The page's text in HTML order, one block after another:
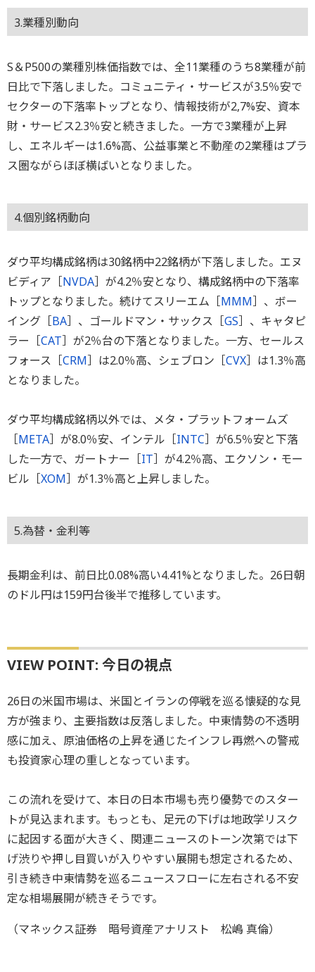
3.業種別動向
S＆P500の業種別株価指数では、全11業種のうち8業種が前
日比で下落しました。コミュニティ・サービスが3.5％安で
セクターの下落率トップとなり、情報技術が2,7%安、資本
財・サービス2.3％安と続きました。一方で3業種が上昇
し、エネルギーは1.6%高、公益事業と不動産の2業種はプラ
ス圏ながらほぼ横ばいとなりました。
4.個別銘柄動向
ダウ平均構成銘柄は30銘柄中22銘柄が下落しました。エヌ
ビディア［NVDA］が4.2％安となり、構成銘柄中の下落率
トップとなりました。続けてスリーエム［MMM］、ボー
イング［BA］、ゴールドマン・サックス［GS］、キャタピ
ラー［CAT］が2％台の下落となりました。一方、セールス
フォース［CRM］は2.0％高、シェブロン［CVX］は1.3％高
となりました。
ダウ平均構成銘柄以外では、メタ・プラットフォームズ
［META］が8.0％安、インテル［INTC］が6.5％安と下落
した一方で、ガートナー［IT］が4.2％高、エクソン・モー
ビル［XOM］が1.3％高と上昇しました。
5.為替・金利等
長期金利は、前日比0.08%高い4.41%となりました。26日朝
のドル円は159円台後半で推移しています。
VIEW POINT: 今日の視点
26日の米国市場は、米国とイランの停戦を巡る懐疑的な見
方が強まり、主要指数は反落しました。中東情勢の不透明
感に加え、原油価格の上昇を通じたインフレ再燃への警戒
も投資家心理の重しとなっています。
この流れを受けて、本日の日本市場も売り優勢でのスター
トが見込まれます。もっとも、足元の下げは地政学リスク
に起因する面が大きく、関連ニュースのトーン次第では下
げ渋りや押し目買いが入りやすい展開も想定されるため、
引き続き中東情勢を巡るニュースフローに左右される不安
定な相場展開が続きそうです。
（マネックス証券 暗号資産アナリスト 松嶋 真倫）